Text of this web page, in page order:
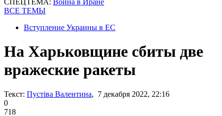
СПЕЦТЕМА: Война в Иране
ВСЕ ТЕМЫ
Вступление Украины в ЕС
На Харьковщине сбиты две
вражеские ракеты
Текст: Пустіва Валентина, 7 декабря 2022, 22:16
0
718